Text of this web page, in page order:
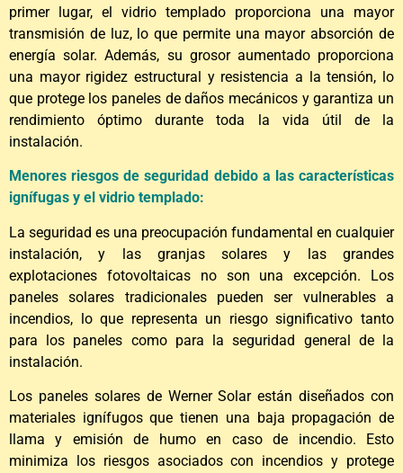
primer lugar, el vidrio templado proporciona una mayor
transmisión de luz, lo que permite una mayor absorción de
energía solar. Además, su grosor aumentado proporciona
una mayor rigidez estructural y resistencia a la tensión, lo
que protege los paneles de daños mecánicos y garantiza un
rendimiento óptimo durante toda la vida útil de la
instalación.
Menores riesgos de seguridad debido a las características
ignífugas y el vidrio templado:
La seguridad es una preocupación fundamental en cualquier
instalación, y las granjas solares y las grandes
explotaciones fotovoltaicas no son una excepción. Los
paneles solares tradicionales pueden ser vulnerables a
incendios, lo que representa un riesgo significativo tanto
para los paneles como para la seguridad general de la
instalación.
Los paneles solares de Werner Solar están diseñados con
materiales ignífugos que tienen una baja propagación de
llama y emisión de humo en caso de incendio. Esto
minimiza los riesgos asociados con incendios y protege